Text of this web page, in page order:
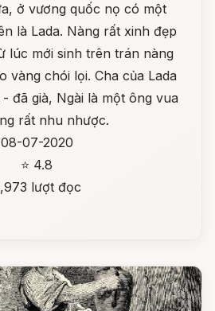
ở vương quốc nọ có một
là Lada. Nàng rất xinh đẹp
lúc mới sinh trên trán nàng
vàng chói lọi. Cha của Lada
đã già, Ngài là một ông vua
rất nhu nhược.
08-07-2020
⭐ 4.8
lượt đọc